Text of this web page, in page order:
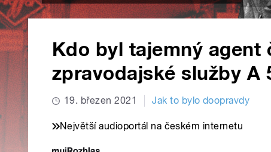
Kdo byl tajemný agent
zpravodajské služby A
19. březen 2021 Jak to bylo doopravdy
Největší audioportál na českém internetu